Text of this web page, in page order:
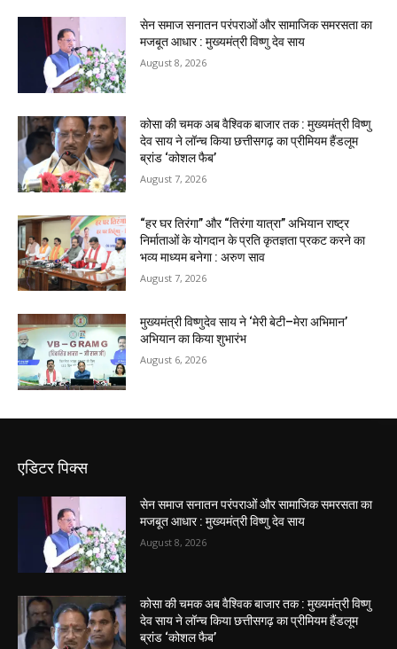
सेन समाज सनातन परंपराओं और सामाजिक समरसता का
मजबूत आधार : मुख्यमंत्री विष्णु देव साय
August 8, 2026
कोसा की चमक अब वैश्विक बाजार तक : मुख्यमंत्री विष्णु
देव साय ने लॉन्च किया छत्तीसगढ़ का प्रीमियम हैंडलूम
ब्रांड ‘कोशल फैब’
August 7, 2026
“हर घर तिरंगा” और “तिरंगा यात्रा” अभियान राष्ट्र
निर्माताओं के योगदान के प्रति कृतज्ञता प्रकट करने का
भव्य माध्यम बनेगा : अरुण साव
August 7, 2026
मुख्यमंत्री विष्णुदेव साय ने ‘मेरी बेटी–मेरा अभिमान’
अभियान का किया शुभारंभ
August 6, 2026
एडिटर पिक्स
सेन समाज सनातन परंपराओं और सामाजिक समरसता का
मजबूत आधार : मुख्यमंत्री विष्णु देव साय
August 8, 2026
कोसा की चमक अब वैश्विक बाजार तक : मुख्यमंत्री विष्णु
देव साय ने लॉन्च किया छत्तीसगढ़ का प्रीमियम हैंडलूम
ब्रांड ‘कोशल फैब’